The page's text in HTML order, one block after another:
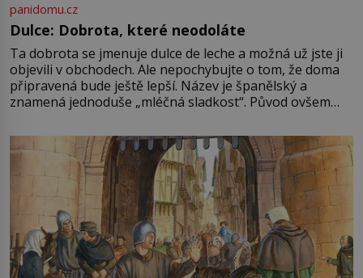
panidomu.cz
Dulce: Dobrota, které neodoláte
Ta dobrota se jmenuje dulce de leche a možná už jste ji
objevili v obchodech. Ale nepochybujte o tom, že doma
připravená bude ještě lepší. Název je španělský a
znamená jednoduše „mléčná sladkost“. Původ ovšem
pře hned několik latinskoamerických zemí a k tomu
Francie, kde se traduje,